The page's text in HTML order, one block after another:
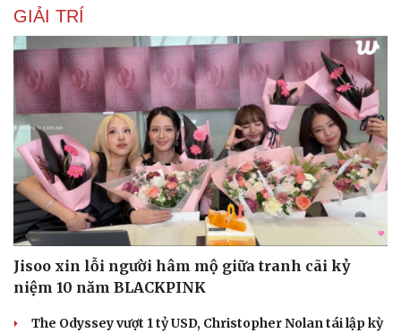
GIẢI TRÍ
Jisoo xin lỗi người hâm mộ giữa tranh cãi kỷ
niệm 10 năm BLACKPINK
The Odyssey vượt 1 tỷ USD, Christopher Nolan tái lập kỳ